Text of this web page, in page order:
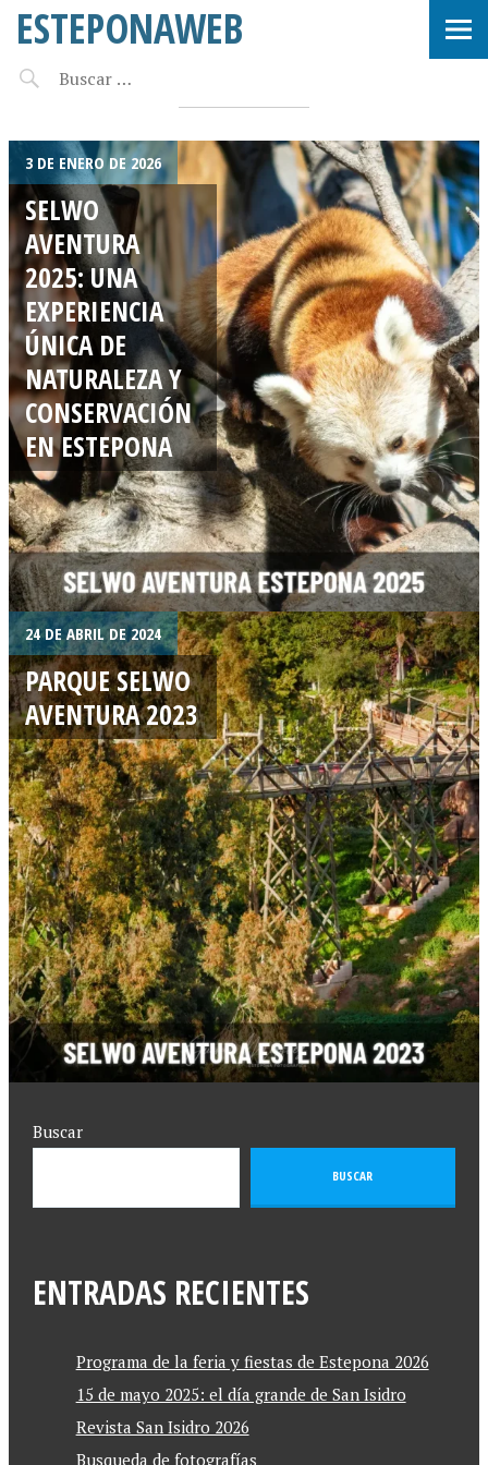
ESTEPONAWEB
3 DE ENERO DE 2026
SELWO
AVENTURA
2025: UNA
EXPERIENCIA
ÚNICA DE
NATURALEZA Y
CONSERVACIÓN
EN ESTEPONA
24 DE ABRIL DE 2024
PARQUE SELWO
AVENTURA 2023
Buscar
BUSCAR
ENTRADAS RECIENTES
Programa de la feria y fiestas de Estepona 2026
15 de mayo 2025: el día grande de San Isidro
Revista San Isidro 2026
Busqueda de fotografías